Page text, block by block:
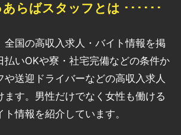
あらばスタッフとは ･･････
全国の高収入求人・バイト情報を掲
払いOKや寮・社宅完備などの条件か
や送迎ドライバーなどの高収入求人
ます。男性だけでなく女性も働ける
情報を紹介しています。